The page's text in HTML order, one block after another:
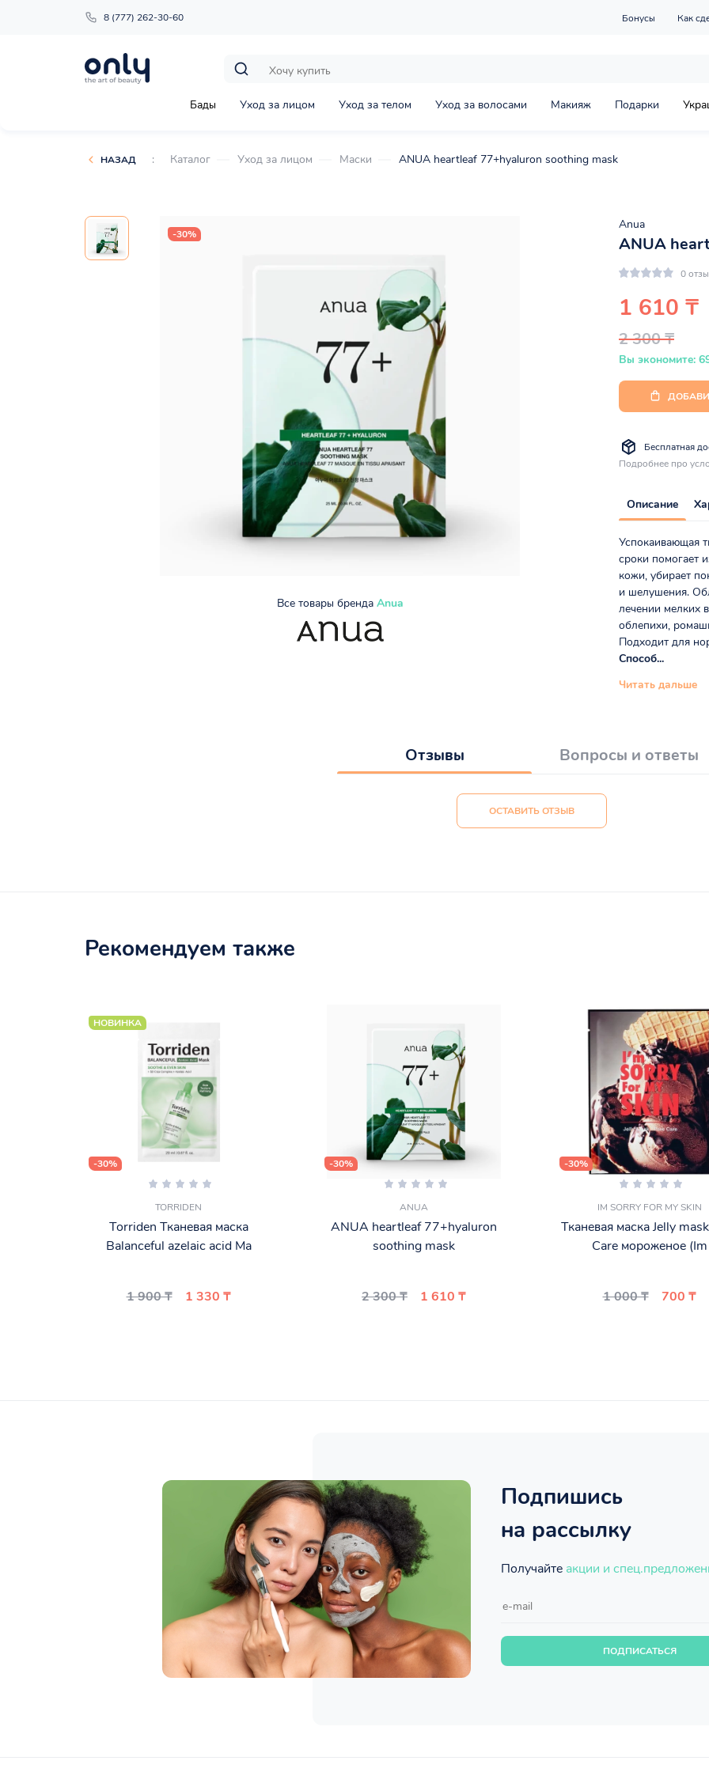
8 (777) 262-30-60 Бонусы Как
Бады Уход за лицом Уход за телом Уход за волосами Макияж Подарки
НАЗАД : Каталог Уход за лицом Маски ANUA heartleaf 77+hyaluron soothing mask
-30%
Все товары бренда Anua
Anua
ANUA
0
1 610 ₸
2 300 ₸
Вы экономите:
Бесплатная
Подробнее про
Описание
Успокаивающая
сроки помогает
кожи, убирает
и шелушения.
лечении мелких
облепихи,
Подходит для
Способ...
Читать дальше
Отзывы Вопросы и ответы
ОСТАВИТЬ ОТЗЫВ
Рекомендуем также
НОВИНКА
-30%
TORRIDEN
Torriden Тканевая маска
Balanceful azelaic acid Ma
1 900 ₸ 1 330 ₸
-30%
ANUA
ANUA heartleaf 77+hyaluron
soothing mask
2 300 ₸ 1 610 ₸
-30%
IM SORRY FOR MY SKIN
Тканевая маска Jelly
Care мороженое (Im
1 000 ₸ 700 ₸
Подпишись
на рассылку
Получайте акции и
ПОДПИСАТЬСЯ